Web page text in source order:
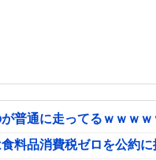
が普通に走ってるｗｗｗ
食料品消費税ゼロを公約